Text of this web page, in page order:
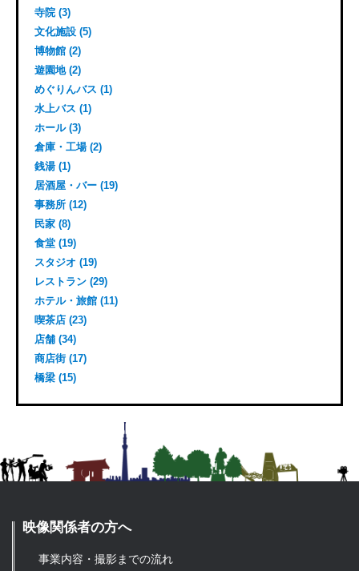
寺院 (3)
文化施設 (5)
博物館 (2)
遊園地 (2)
めぐりんバス (1)
水上バス (1)
ホール (3)
倉庫・工場 (2)
銭湯 (1)
居酒屋・バー (19)
事務所 (12)
民家 (8)
食堂 (19)
スタジオ (19)
レストラン (29)
ホテル・旅館 (11)
喫茶店 (23)
店舗 (34)
商店街 (17)
橋梁 (15)
映像関係者の方へ
事業内容・撮影までの流れ